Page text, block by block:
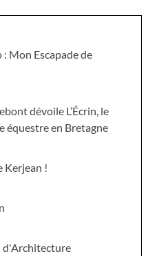
Mon Escapade de
dévoile L’Écrin, le
équestre en Bretagne
Kerjean !
d'Architecture